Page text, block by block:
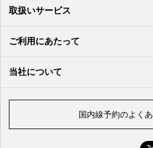
北九州空港
奄美大島空港
徳之島空港
喜界島空港
南大東空港
多良間空港
取扱いサービス
ご利用にあたって
当社について
国内線予約のよく